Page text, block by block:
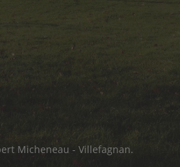
Micheneau - Villefagnan.